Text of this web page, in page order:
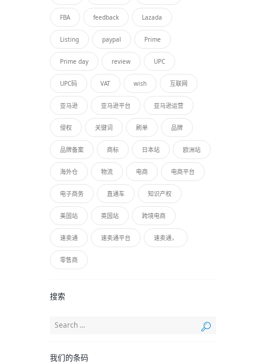
FBA feedback Lazada
Listing paypal Prime
Prime day review UPC
UPC码 VAT wish 互联网
亚马逊 亚马逊平台 亚马逊运营
侵权 关键词 刷单 品牌
品牌备案 商标 日本站 欧洲站
海外仓 物流 电商 电商平台
电子商务 直通车 知识产权
美国站 英国站 跨境电商
速卖通 速卖通平台 速卖通，
零售商
搜索
我们的条码